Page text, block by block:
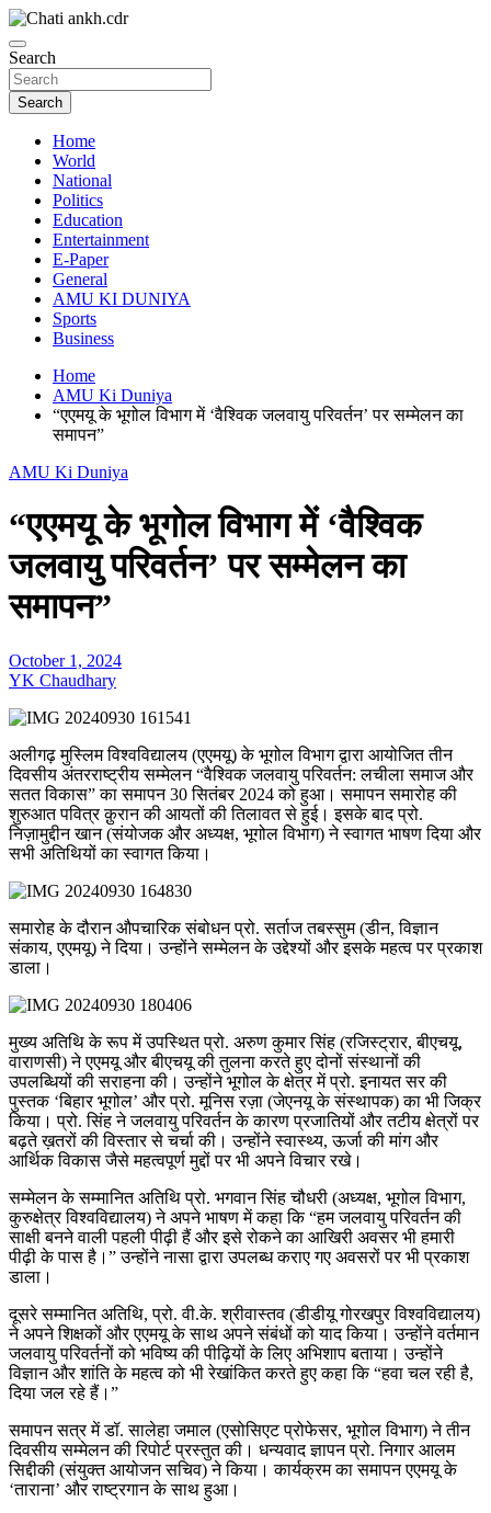
Skip
to
content
Chatiankh
News Paper
Search
Search
Home
World
National
Politics
Education
Entertainment
E-Paper
General
AMU KI DUNIYA
Sports
Business
Home
AMU Ki Duniya
“एएमयू के भूगोल विभाग में ‘वैश्विक जलवायु परिवर्तन’ पर सम्मेलन का
समापन”
AMU Ki Duniya
“एएमयू के भूगोल विभाग में ‘वैश्विक
जलवायु परिवर्तन’ पर सम्मेलन का
समापन”
October 1, 2024
YK Chaudhary
अलीगढ़ मुस्लिम विश्वविद्यालय (एएमयू) के भूगोल विभाग द्वारा आयोजित तीन
दिवसीय अंतरराष्ट्रीय सम्मेलन “वैश्विक जलवायु परिवर्तन: लचीला समाज और
सतत विकास” का समापन 30 सितंबर 2024 को हुआ। समापन समारोह की
शुरुआत पवित्र क़ुरान की आयतों की तिलावत से हुई। इसके बाद प्रो.
निज़ामुद्दीन खान (संयोजक और अध्यक्ष, भूगोल विभाग) ने स्वागत भाषण दिया और
सभी अतिथियों का स्वागत किया।
समारोह के दौरान औपचारिक संबोधन प्रो. सर्ताज तबस्सुम (डीन, विज्ञान
संकाय, एएमयू) ने दिया। उन्होंने सम्मेलन के उद्देश्यों और इसके महत्व पर प्रकाश
डाला।
मुख्य अतिथि के रूप में उपस्थित प्रो. अरुण कुमार सिंह (रजिस्ट्रार, बीएचयू,
वाराणसी) ने एएमयू और बीएचयू की तुलना करते हुए दोनों संस्थानों की
उपलब्धियों की सराहना की। उन्होंने भूगोल के क्षेत्र में प्रो. इनायत सर की
पुस्तक ‘बिहार भूगोल’ और प्रो. मूनिस रज़ा (जेएनयू के संस्थापक) का भी जिक्र
किया। प्रो. सिंह ने जलवायु परिवर्तन के कारण प्रजातियों और तटीय क्षेत्रों पर
बढ़ते ख़तरों की विस्तार से चर्चा की। उन्होंने स्वास्थ्य, ऊर्जा की मांग और
आर्थिक विकास जैसे महत्वपूर्ण मुद्दों पर भी अपने विचार रखे।
सम्मेलन के सम्मानित अतिथि प्रो. भगवान सिंह चौधरी (अध्यक्ष, भूगोल विभाग,
कुरुक्षेत्र विश्वविद्यालय) ने अपने भाषण में कहा कि “हम जलवायु परिवर्तन की
साक्षी बनने वाली पहली पीढ़ी हैं और इसे रोकने का आखिरी अवसर भी हमारी
पीढ़ी के पास है।” उन्होंने नासा द्वारा उपलब्ध कराए गए अवसरों पर भी प्रकाश
डाला।
दूसरे सम्मानित अतिथि, प्रो. वी.के. श्रीवास्तव (डीडीयू गोरखपुर विश्वविद्यालय)
ने अपने शिक्षकों और एएमयू के साथ अपने संबंधों को याद किया। उन्होंने वर्तमान
जलवायु परिवर्तनों को भविष्य की पीढ़ियों के लिए अभिशाप बताया। उन्होंने
विज्ञान और शांति के महत्व को भी रेखांकित करते हुए कहा कि “हवा चल रही है,
दिया जल रहे हैं।”
समापन सत्र में डॉ. सालेहा जमाल (एसोसिएट प्रोफेसर, भूगोल विभाग) ने तीन
दिवसीय सम्मेलन की रिपोर्ट प्रस्तुत की। धन्यवाद ज्ञापन प्रो. निगार आलम
सिद्दीकी (संयुक्त आयोजन सचिव) ने किया। कार्यक्रम का समापन एएमयू के
‘ताराना’ और राष्ट्रगान के साथ हुआ।